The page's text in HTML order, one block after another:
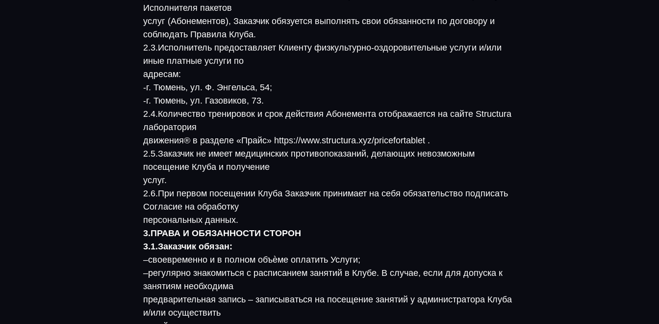
Исполнителя пакетов
услуг (Абонементов), Заказчик обязуется выполнять свои обязанности по договору и
соблюдать Правила Клуба.
2.3.Исполнитель предоставляет Клиенту физкультурно-оздоровительные услуги и/или
иные платные услуги по
адресам:
-г. Тюмень, ул. Ф. Энгельса, 54;
-г. Тюмень, ул. Газовиков, 73.
2.4.Количество тренировок и срок действия Абонемента отображается на сайте Structura
лаборатория
движения® в разделе «Прайс» https://www.structura.xyz/pricefortablet .
2.5.Заказчик не имеет медицинских противопоказаний, делающих невозможным
посещение Клуба и получение
услуг.
2.6.При первом посещении Клуба Заказчик принимает на себя обязательство подписать
Согласие на обработку
персональных данных.
3.ПРАВА И ОБЯЗАННОСТИ СТОРОН
3.1.Заказчик обязан:
–своевременно и в полном объѐме оплатить Услуги;
–регулярно знакомиться с расписанием занятий в Клубе. В случае, если для допуска к
занятиям необходима
предварительная запись – записываться на посещение занятий у администратора Клуба
и/или осуществить